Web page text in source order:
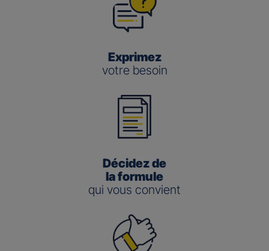
Exprimez
votre besoin
Décidez de
la formule
qui vous convient